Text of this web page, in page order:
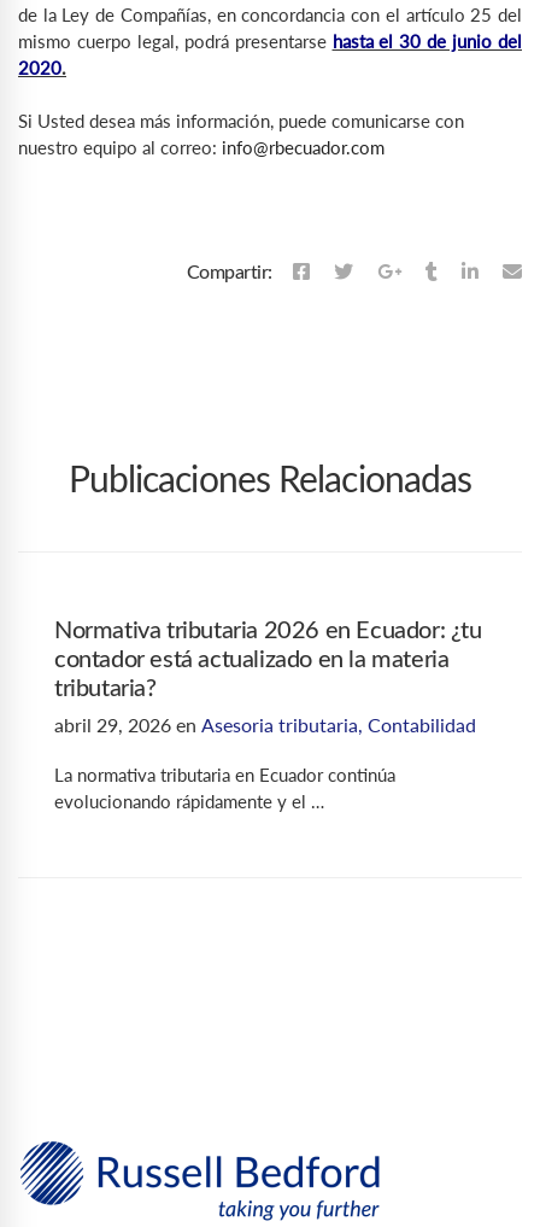
de la Ley de Compañías, en concordancia con el artículo 25 del
mismo cuerpo legal, podrá presentarse hasta el 30 de junio del
2020.
Si Usted desea más información, puede comunicarse con
nuestro equipo al correo: info@rbecuador.com
Compartir:
Publicaciones Relacionadas
Normativa tributaria 2026 en Ecuador: ¿tu
contador está actualizado en la materia
tributaria?
abril 29, 2026 en Asesoria tributaria Contabilidad
La normativa tributaria en Ecuador continúa
evolucionando rápidamente y el …